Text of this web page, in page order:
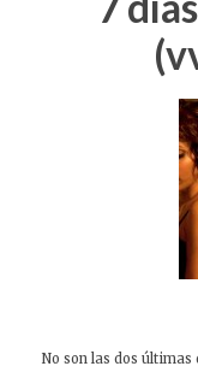
No son las dos